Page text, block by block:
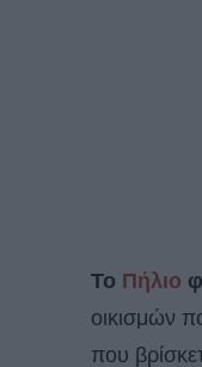
Το Πήλιο
οικισμών
που